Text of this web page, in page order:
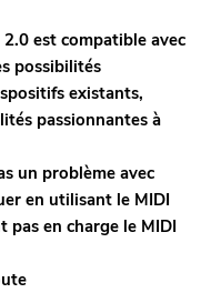
est compatible avec
possibilités
existants,
passionnantes à
un problème avec
en utilisant le MIDI
pas en charge le MIDI